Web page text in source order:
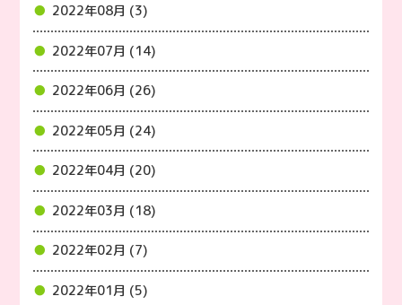
2022年08月 (3)
2022年07月 (14)
2022年06月 (26)
2022年05月 (24)
2022年04月 (20)
2022年03月 (18)
2022年02月 (7)
2022年01月 (5)